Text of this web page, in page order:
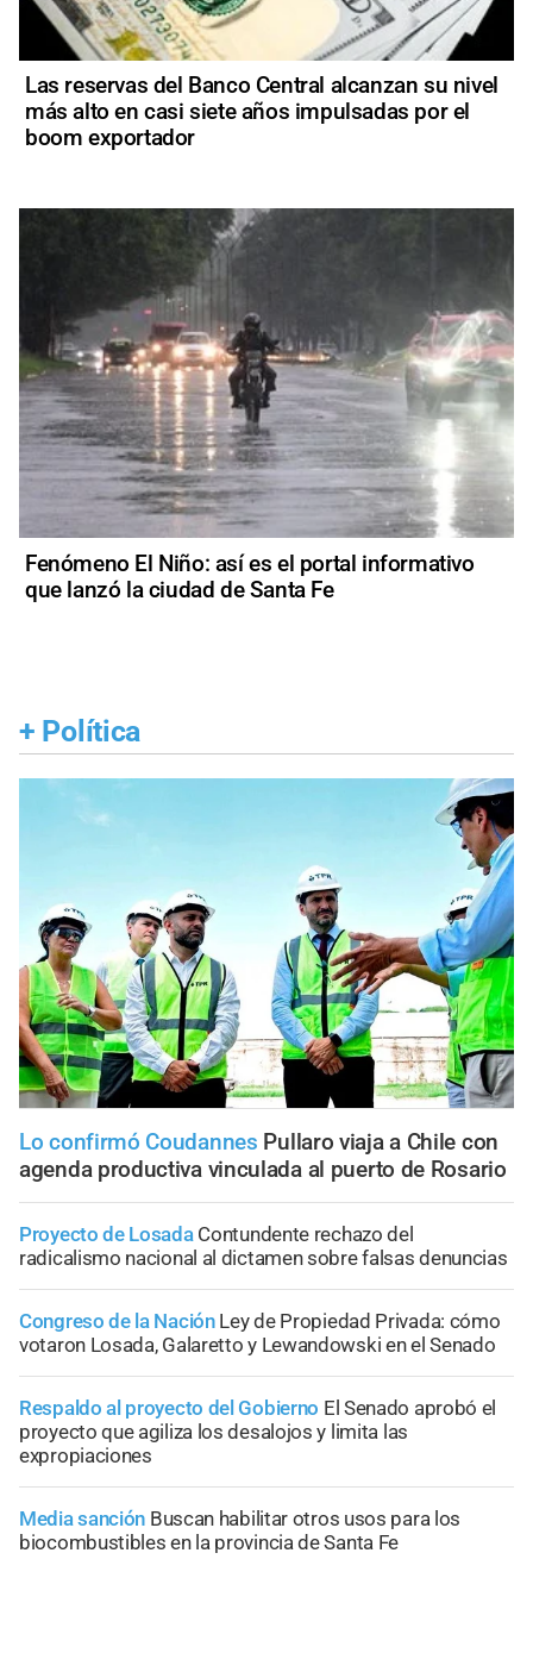
Las reservas del Banco Central alcanzan su nivel
más alto en casi siete años impulsadas por el
boom exportador
Fenómeno El Niño: así es el portal informativo
que lanzó la ciudad de Santa Fe
+ Política
Lo confirmó Coudannes Pullaro viaja a Chile con
agenda productiva vinculada al puerto de Rosario
Proyecto de Losada Contundente rechazo del
radicalismo nacional al dictamen sobre falsas denuncias
Congreso de la Nación Ley de Propiedad Privada: cómo
votaron Losada, Galaretto y Lewandowski en el Senado
Respaldo al proyecto del Gobierno El Senado aprobó el
proyecto que agiliza los desalojos y limita las
expropiaciones
Media sanción Buscan habilitar otros usos para los
biocombustibles en la provincia de Santa Fe